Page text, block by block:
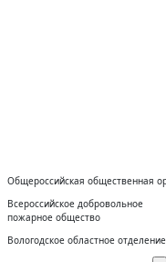
Общероссийская общественная
Всероссийское добровольное
пожарное общество
Вологодское областное отделение